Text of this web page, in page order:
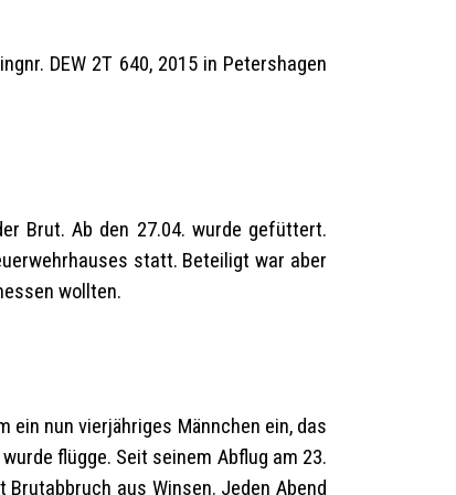
DEW 2T 640, 2015 in Petershagen
Brut. Ab den 27.04. wurde gefüttert.
statt. Beteiligt war aber
wollten.
ein nun vierjähriges Männchen ein, das
flügge. Seit seinem Abflug am 23.
aus Winsen. Jeden Abend